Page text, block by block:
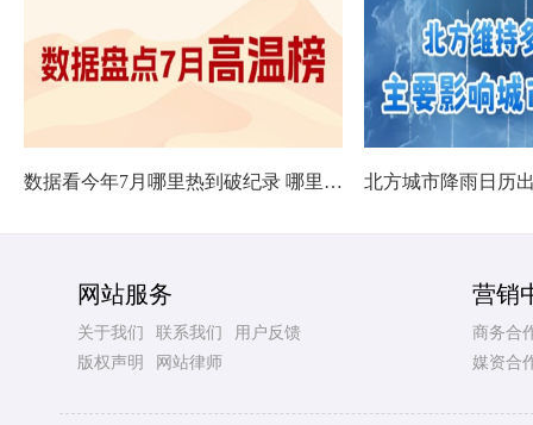
数据看今年7月哪里热到破纪录 哪里暑热连轴转
网站服务
关于我们 联系我们
用户反馈
版权声明
网站律师
营销
商务合
媒资合